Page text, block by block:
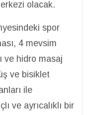
olacak.
spor
4 mevsim
ve hidro masaj
ve bisiklet
ile
ve ayrıcalıklı bir